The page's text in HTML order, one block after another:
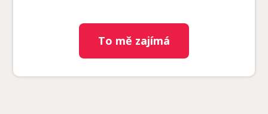
To mě zajímá